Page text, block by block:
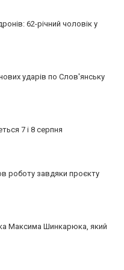
62-річний чоловік у
ударів по Слов'янську
7 і 8 серпня
роботу завдяки проєкту
Максима Шинкарюка, який